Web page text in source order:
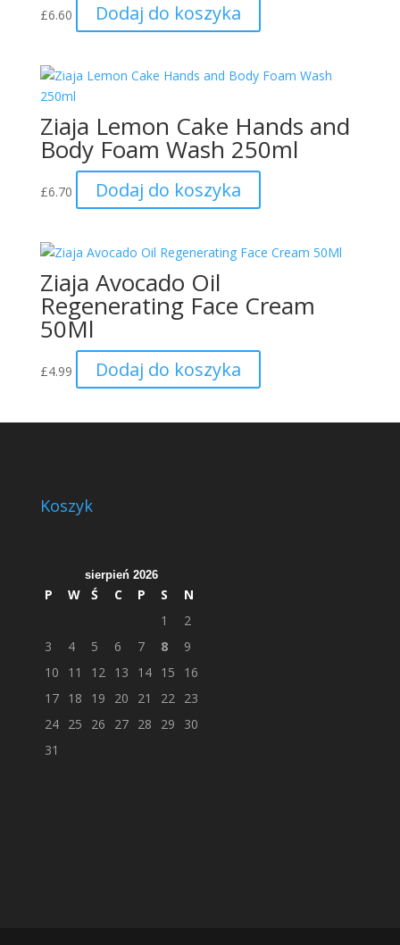
£6.60 Dodaj do koszyka
Ziaja Lemon Cake Hands and
Body Foam Wash 250ml
£6.70 Dodaj do koszyka
Ziaja Avocado Oil
Regenerating Face Cream
50Ml
£4.99 Dodaj do koszyka
Koszyk
sierpień 2026
P W Ś C P S
N
1
2
3
4 5 6 7 8
9
10
11 12 13 14 15
16
17 18 19 20 21 22 23
24 25 26 27 28 29
30
31